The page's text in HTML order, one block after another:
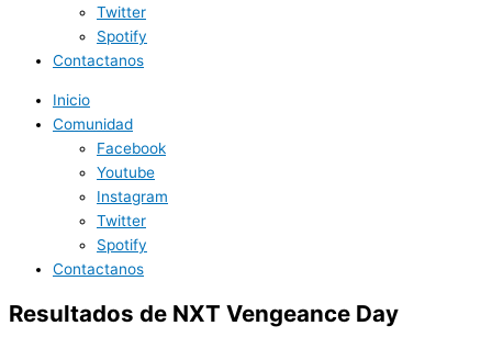
Twitter
Spotify
Contactanos
Inicio
Comunidad
Facebook
Youtube
Instagram
Twitter
Spotify
Contactanos
Resultados de NXT Vengeance Day